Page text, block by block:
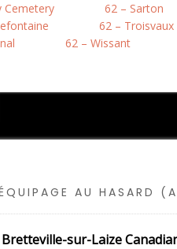
Cemetery 62 – Sarton
62 – Troisvaux
62 – Wissant
AU HASARD
Bretteville-sur-Laize